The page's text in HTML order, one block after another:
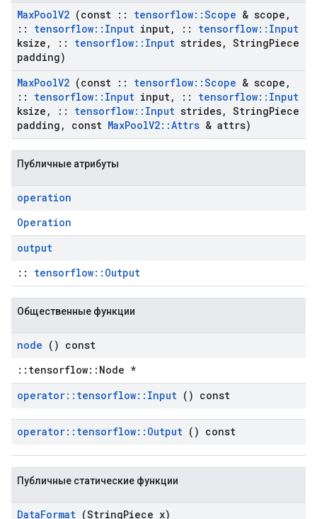
MaxPoolV2 (const :: tensorflow::Scope & scope ,
::
tensorflow:: Input input, :: tensorflow:: Input
ksize , :: tensorflow:: Input strides, StringPiece
padding)
MaxPoolV2 (const :: tensorflow::Scope & scope ,
::
tensorflow:: Input input, :: tensorflow:: Input
ksize , :: tensorflow:: Input strides, StringPiece
padding , const MaxPoolV2::Attrs & attrs)
Публичные атрибуты
operation
Operation
output
:: tensorflow::Output
Общественные функции
node () const
::tensorflow::Node *
operator:: tensorflow:: Input () const
operator:: tensorflow:: Output () const
Публичные статические функции
DataFormat (StringPiece x)